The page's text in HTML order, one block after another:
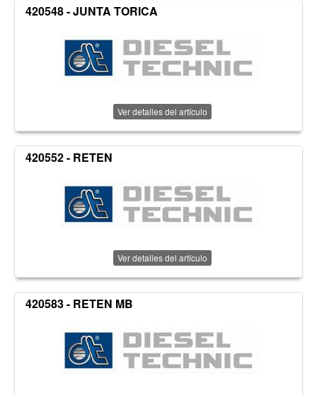
420548 - JUNTA TORICA
Ver detalles del artículo
420552 - RETEN
Ver detalles del artículo
420583 - RETEN MB